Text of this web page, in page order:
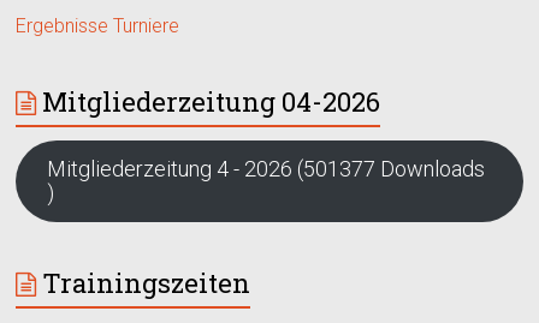
Ergebnisse Turniere
Mitgliederzeitung 04-2026
Mitgliederzeitung 4 - 2026 (501377 Downloads
)
Trainingszeiten